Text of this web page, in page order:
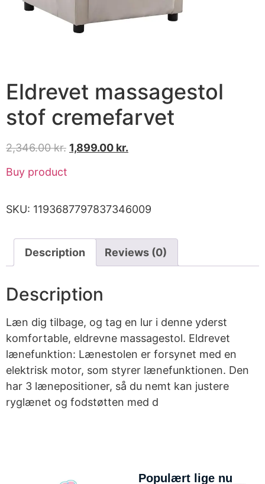
Eldrevet massagestol
stof cremefarvet
2,346.00kr. 1,899.00 kr.
Buy product
SKU: 1193687797837346009
Description Reviews (0)
Description
Læn dig tilbage, og tag en lur i denne yderst
komfortable, eldrevne massagestol. Eldrevet
lænefunktion: Lænestolen er forsynet med en
elektrisk motor, som styrer lænefunktionen. Den
har 3 lænepositioner, så du nemt kan justere
ryglænet og fodstøtten med d
Populært lige nu